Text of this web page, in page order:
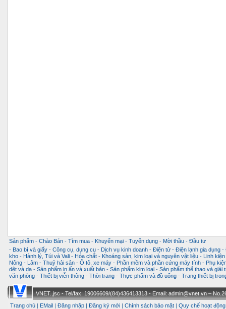
Sản phẩm - Chào Bán - Tìm mua - Khuyến mại - Tuyển dụng - Mời thầu - Đầu tư
- Bao bì và giấy - Công cụ, dụng cụ - Dịch vụ kinh doanh - Điện tử - Điện lạnh gia dụng -
kho - Hành lý, Túi và Vali - Hóa chất - Khoáng sản, kim loại và nguyên vật liệu -
Linh
Nông - Lâm - Thuỷ hải sản - Ô tô, xe máy - Phần mềm và phần cứng máy tính - Phụ
dệt và da - Sản phẩm in ấn và xuất bản - Sản phẩm kim loại - Sản phẩm thể thao và giải
văn phòng - Thiết bị viễn thông - Thời trang - Thực phẩm và đồ uống - Trang thiết bị
VNET.,jsc - Tel/fax: 19006609/(84)436413313 - Email: admin@vnet.vn –
Trang chủ
EMail Đăng nhập Đăng ký mới Chính sách bảo mật Quy chế hoạt động